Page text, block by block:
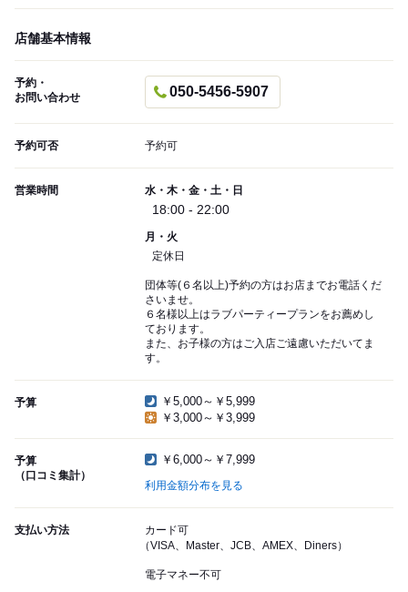
店舗基本情報
予約・
お問い合わせ
050-5456-5907
予約可否 予約可
営業時間 水・木・金・土・日
18:00 - 22:00
月・火
定休日
団体等(６名以上)予約の方はお店までお電話くだ
さいませ。
６名様以上はラブパーティープランをお薦めし
ております。
また、お子様の方はご入店ご遠慮いただいてま
す。
予算
￥5,000～￥5,999
￥3,000～￥3,999
予算
（口コミ集計）
￥6,000～￥7,999
利用金額分布を見る
支払い方法
カード可
（VISA、Master、JCB、AMEX、Diners）
電子マネー不可